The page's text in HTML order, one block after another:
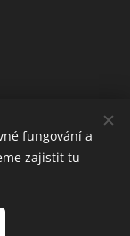
fungování a
zajistit tu